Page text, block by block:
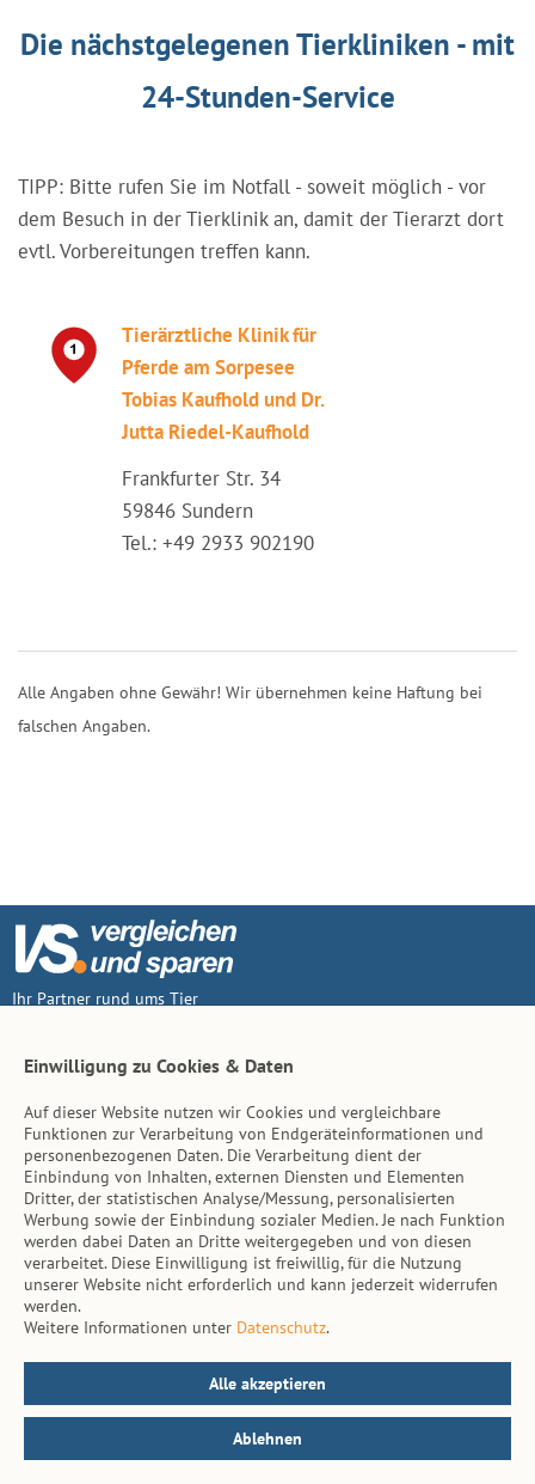
Die nächstgelegenen Tierkliniken - mit
24-Stunden-Service
TIPP: Bitte rufen Sie im Notfall - soweit möglich - vor
dem Besuch in der Tierklinik an, damit der Tierarzt dort
evtl. Vorbereitungen treffen kann.
Tierärztliche Klinik für
Pferde am Sorpesee
Tobias Kaufhold und Dr.
Jutta Riedel-Kaufhold
Frankfurter Str. 34
59846 Sundern
Tel.: +49 2933 902190
Alle Angaben ohne Gewähr! Wir übernehmen keine Haftung bei
falschen Angaben.
Ihr Partner rund ums Tier
Inhalt
Tierarzt-Suche
Hinweise
AGB
Impressum
Datenschutz
Kontakt
© vs. vergleichen-und-sparen.de 2026
Einwilligung zu Cookies & Daten
Auf dieser Website nutzen wir Cookies und vergleichbare
Funktionen zur Verarbeitung von Endgeräteinformationen und
personenbezogenen Daten. Die Verarbeitung dient der
Einbindung von Inhalten, externen Diensten und Elementen
Dritter, der statistischen Analyse/Messung, personalisierten
Werbung sowie der Einbindung sozialer Medien. Je nach Funktion
werden dabei Daten an Dritte weitergegeben und von diesen
verarbeitet. Diese Einwilligung ist freiwillig, für die Nutzung
unserer Website nicht erforderlich und kann jederzeit widerrufen
werden.
Weitere Informationen unter Datenschutz.
Alle akzeptieren
Ablehnen